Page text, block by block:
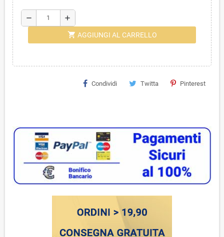
remove add
shopping_cart AGGIUNGI AL CARRELLO
Condividi Twitta Pinterest